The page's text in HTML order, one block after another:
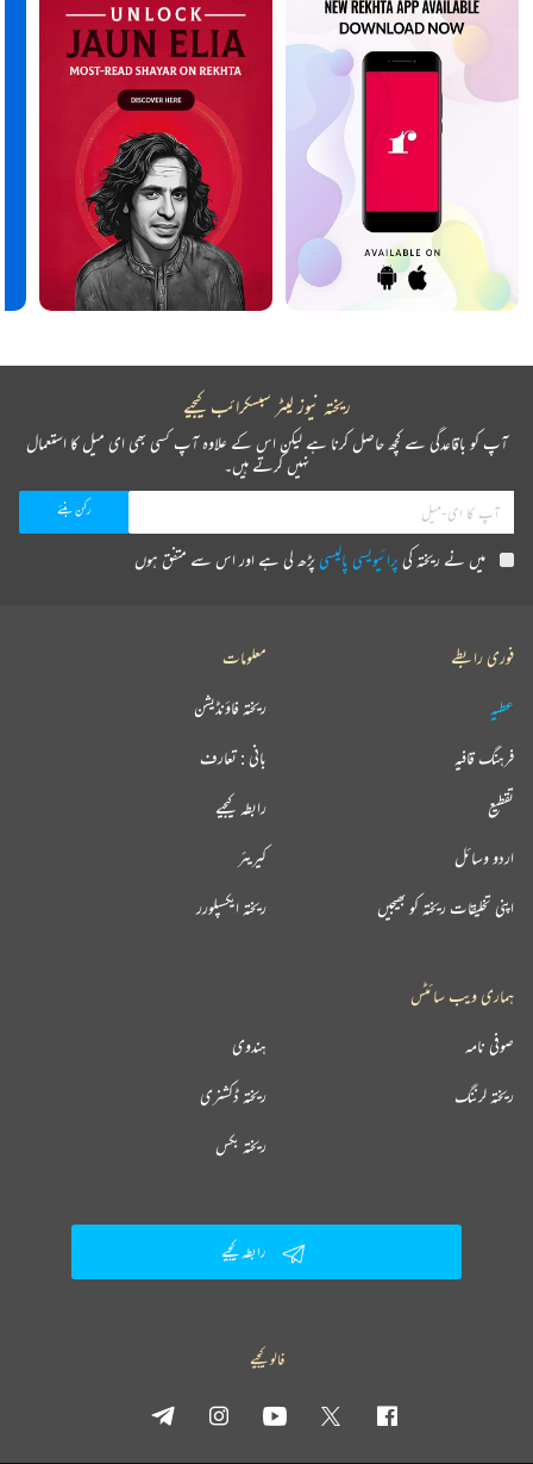
ریختہ نیوز لیٹر سبسکرائب کیجیے
آپ کو باقاعدگی سے کچھ حاصل کرنا ہے لیکن اس کے علاوہ آپ کسی بھی ای میل کا استعمال
نہیں کرتے ہیں۔
میں نے ریختہ کیپرائیویسی پالیسیپڑھ لی ہے اور اس سے متفق ہوں
فوری رابطے
عطیہ
فرہنگ قافیہ
تقطیع
اردو وسائل
اپنی تخلیقات ریختہ کو بھیجیں
معلومات
ریختہ فاؤنڈیشن
بانی : تعارف
رابطہ کیجیے
کیریئر
ریختہ ایکسپلورر
ہماری ویب سائٹس
ہندوی صوفی نامہ
ریختہ ڈکشنری ریختہ لرننگ
ریختہ بکس
رابطہ کیجیے
فالو کیجیے